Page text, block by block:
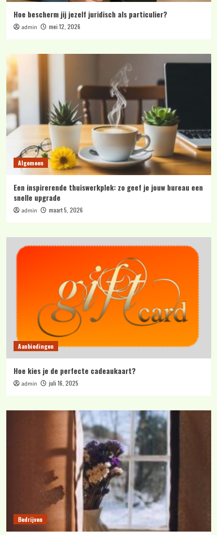
Hoe bescherm jij jezelf juridisch als particulier?
admin mei 12, 2026
Algemeen
Een inspirerende thuiswerkplek: zo geef je jouw bureau een
snelle upgrade
admin maart 5, 2026
Aanbiedingen
Hoe kies je de perfecte cadeaukaart?
admin juli 16, 2025
Bedrijven